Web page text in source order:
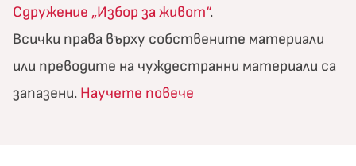
Сдружение „Избор за живот“.
Всички права върху собствените материали
или преводите на чуждестранни материали са
запазени. Научете повече